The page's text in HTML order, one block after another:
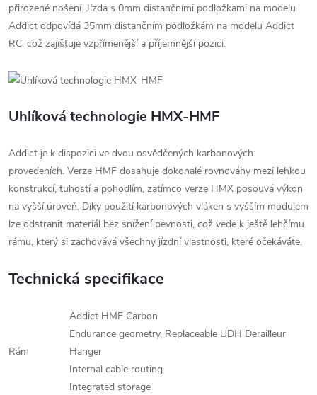
přirozené nošení. Jízda s 0mm distančními podložkami na modelu
Addict odpovídá 35mm distančním podložkám na modelu Addict
RC, což zajišťuje vzpřímenější a příjemnější pozici.
Uhlíková technologie HMX-HMF
Addict je k dispozici ve dvou osvědčených karbonových
provedeních. Verze HMF dosahuje dokonalé rovnováhy mezi lehkou
konstrukcí, tuhostí a pohodlím, zatímco verze HMX posouvá výkon
na vyšší úroveň. Díky použití karbonových vláken s vyšším modulem
lze odstranit materiál bez snížení pevnosti, což vede k ještě lehčímu
rámu, který si zachovává všechny jízdní vlastnosti, které očekáváte.
Technická specifikace
Rám
Addict HMF Carbon
Endurance geometry, Replaceable UDH Derailleur
Hanger
Internal cable routing
Integrated storage